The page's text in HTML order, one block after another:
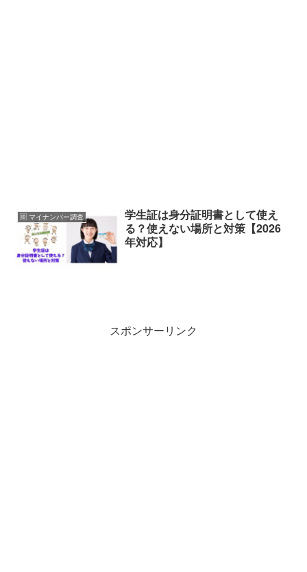
🆔 マイナンバー調査
学生証は身分証明書として使え
る？使えない場所と対策【2026
年対応】
スポンサーリンク